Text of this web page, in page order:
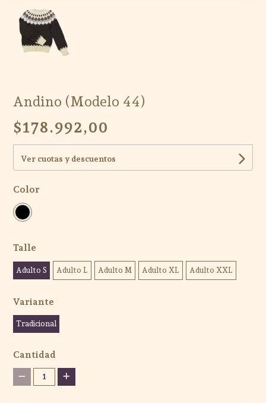
Andino (Modelo 44)
$178.992,00
Ver cuotas y descuentos
Color
Talle
Adulto S Adulto L Adulto M Adulto XL Adulto XXL
Variante
Tradicional
Cantidad
1